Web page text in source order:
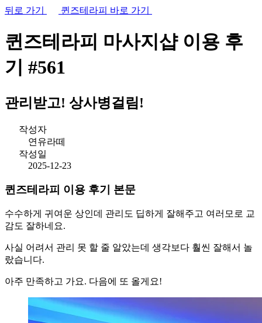
뒤로 가기 퀸즈테라피 바로 가기
퀸즈테라피 마사지샵이용 후
기 #561
관리받고! 상사병걸림!
작성자
연유라떼
작성일
2025-12-23
퀸즈테라피 이용 후기 본문
수수하게 귀여운 상인데 관리도 딥하게 잘해주고 여러모로 교
감도 잘하네요.
사실 어려서 관리 못 할 줄 알았는데 생각보다 훨씬 잘해서 놀
랐습니다.
아주 만족하고 가요. 다음에 또 올게요!